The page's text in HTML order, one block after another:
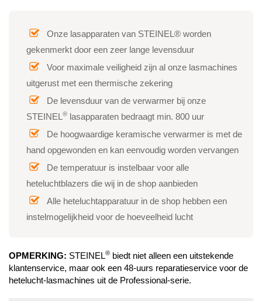
Onze lasapparaten van STEINEL® worden
gekenmerkt door een zeer lange levensduur
Voor maximale veiligheid zijn al onze lasmachines
uitgerust met een thermische zekering
De levensduur van de verwarmer bij onze
STEINEL ® lasapparaten bedraagt min. 800 uur
De hoogwaardige keramische verwarmer is met de
hand opgewonden en kan eenvoudig worden vervangen
De temperatuur is instelbaar voor alle
heteluchtblazers die wij in de shop aanbieden
Alle heteluchtapparatuur in de shop hebben een
instelmogelijkheid voor de hoeveelheid lucht
OPMERKING: STEINEL® biedt niet alleen een uitstekende
klantenservice, maar ook een 48-uurs reparatieservice voor de
hetelucht-lasmachines uit de Professional-serie.